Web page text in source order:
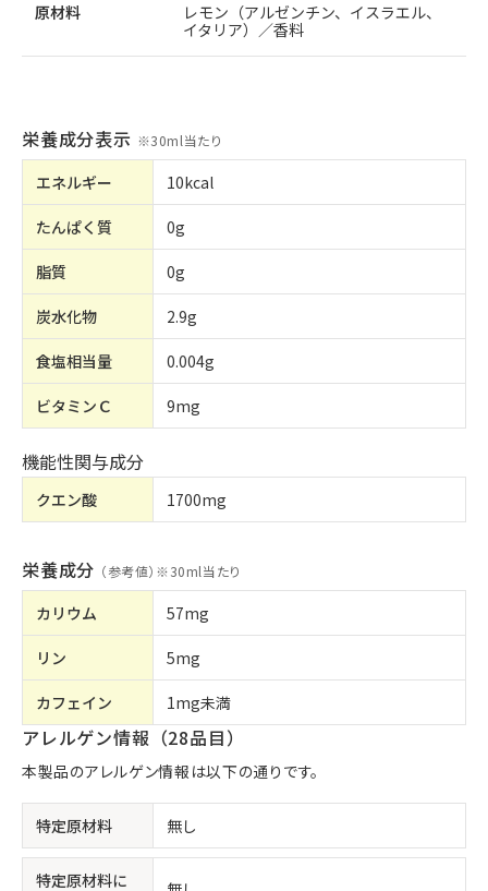
原材料
レモン（アルゼンチン、イスラエル、
イタリア）／香料
栄養成分表示 ※30ml当たり
エネルギー 10kcal
たんぱく質 0g
脂質 0g
炭水化物 2.9g
食塩相当量 0.004g
ビタミンＣ 9mg
機能性関与成分
クエン酸 1700mg
栄養成分 （参考値）※30ml当たり
カリウム 57mg
リン 5mg
カフェイン 1mg未満
アレルゲン情報（28品目）
本製品のアレルゲン情報は以下の通りです。
特定原材料 無し
特定原材料に